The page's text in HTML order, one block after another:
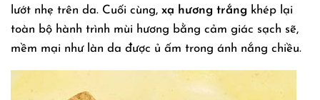
lướt nhẹ trên da. Cuối cùng, xạ hương trắng khép lại
toàn bộ hành trình mùi hương bằng cảm giác sạch sẽ,
mềm mại như làn da được ủ ấm trong ánh nắng chiều.